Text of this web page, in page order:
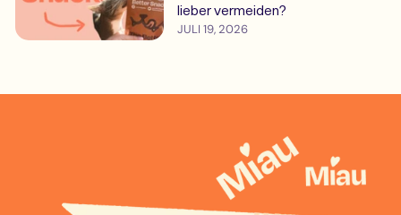
lieber vermeiden?
JULI 19, 2026